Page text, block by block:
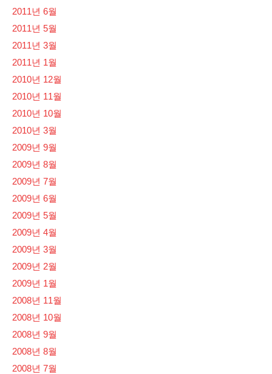
2011년 6월
2011년 5월
2011년 3월
2011년 1월
2010년 12월
2010년 11월
2010년 10월
2010년 3월
2009년 9월
2009년 8월
2009년 7월
2009년 6월
2009년 5월
2009년 4월
2009년 3월
2009년 2월
2009년 1월
2008년 11월
2008년 10월
2008년 9월
2008년 8월
2008년 7월